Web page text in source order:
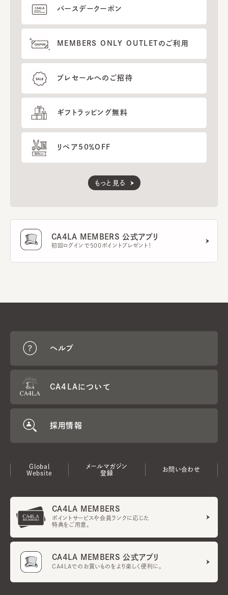
バースデークーポン
MEMBERS ONLY OUTLETのご利用
プレセールへのご招待
ギフトラッピング無料
リペア50％OFF
もっと見る
CA4LA MEMBERS 公式アプリ
初回ログインで500ポイントプレゼント！
ヘルプ
CA4LAについて
採用情報
Global
Website
メールマガジン
登録
お問い合わせ
CA4LA MEMBERS
ポイントサービスや会員ランクに応じた
特典をご用意。
CA4LA MEMBERS 公式アプリ
CA4LAでのお買いものをより楽しく便利に。